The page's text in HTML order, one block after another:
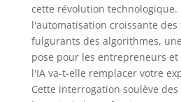
cette révolution technologique.
l'automatisation croissante des
fulgurants des algorithmes,
pose pour les entrepreneurs et
l'IA va-t-elle remplacer votre
Cette interrogation soulève